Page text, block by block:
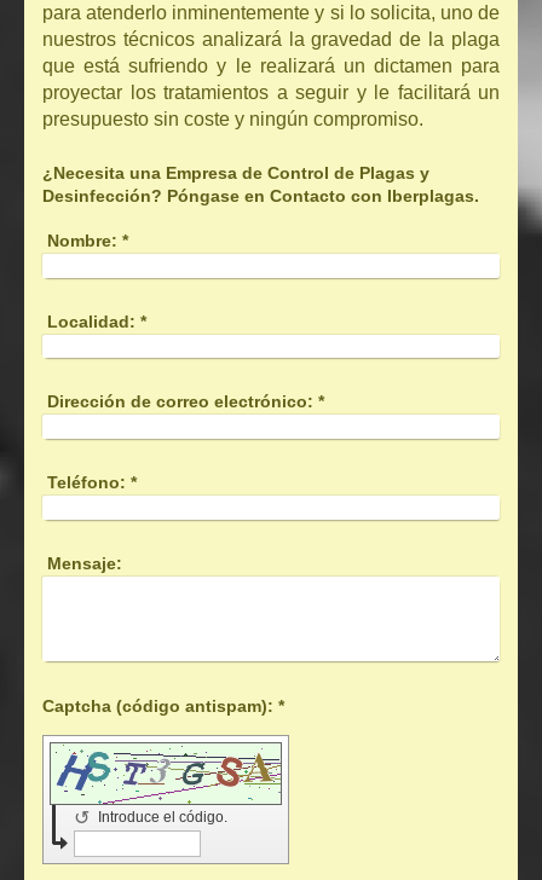
para atenderlo inminentemente y si lo solicita, uno de
nuestros técnicos analizará la gravedad de la plaga
que está sufriendo y le realizará un dictamen para
proyectar los tratamientos a seguir y le facilitará un
presupuesto sin coste y ningún compromiso.
¿Necesita una Empresa de Control de Plagas y
Desinfección? Póngase en Contacto con Iberplagas.
Nombre: *
Localidad: *
Dirección de correo electrónico: *
Teléfono: *
Mensaje:
Captcha (código antispam): *
Introduce el código.
↺